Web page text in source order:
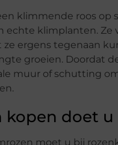
klimmende roos op
echte klimplanten. Ze
ergens tegenaan
groeien. Doordat
muur of schutting
kopen doet u
moet u bij